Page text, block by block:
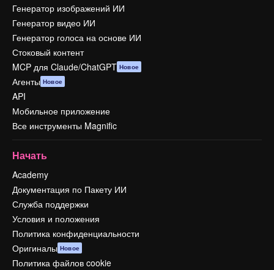
Генератор изображений ИИ
Генератор видео ИИ
Генератор голоса на основе ИИ
Стоковый контент
MCP для Claude/ChatGPT Новое
Агенты Новое
API
Мобильное приложение
Все инструменты Magnific
Начать
Academy
Документация по Пакету ИИ
Служба поддержки
Условия и положения
Политика конфиденциальности
Оригиналы Новое
Политика файлов cookie